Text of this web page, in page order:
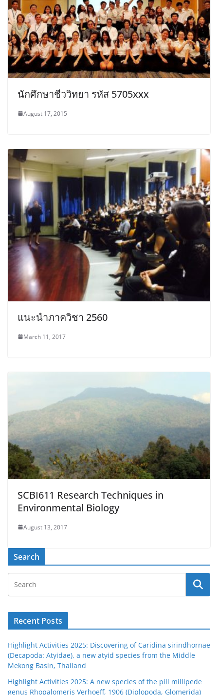
นักศึกษาชีววิทยา รหัส 5705xxx
August 17, 2015
แนะนำภาควิชา 2560
March 11, 2017
SCBI611 Research Techniques in
Environmental Biology
August 13, 2017
Search
Recent Posts
Highlight Activities 2025: Discovering of Caridina sirindhornae
(Decapoda: Atyidae), a new atyid species from the Middle
Mekong Basin, Thailand
Highlight Activities 2025: A new species of the pill millipede
genus Rhopalomeris Verhoeff, 1906 (Diplopoda, Glomerida)